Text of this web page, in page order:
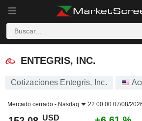
ENTEGRIS, INC.
ENTEGRIS, INC.
Cotizaciones Entegris, Inc.
Mercado cerrado - Nasdaq 22:00:00 07/08/
USD